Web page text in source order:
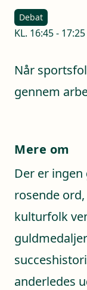
Debat
KL. 16:45- 17:25
Når
gennem
Mere om
Der er
rosende
kulturfolk
anderledes